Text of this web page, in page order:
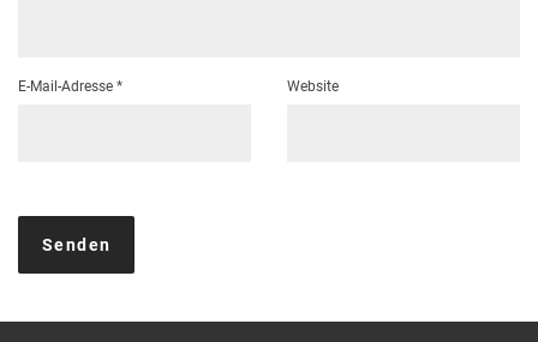
E-Mail-Adresse * Website